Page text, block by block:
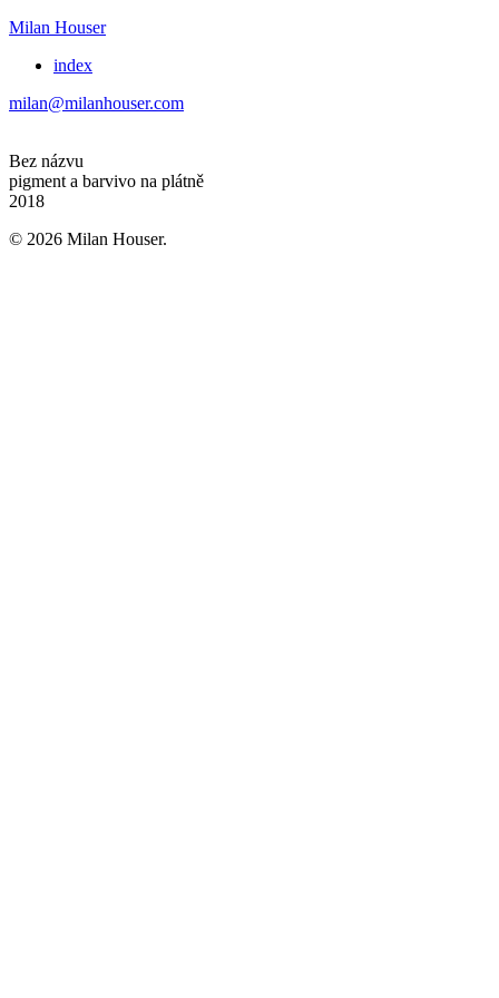
Milan Houser
index
milan@milanhouser.com
Bez názvu
pigment a barvivo na plátně
2018
© 2026 Milan Houser.